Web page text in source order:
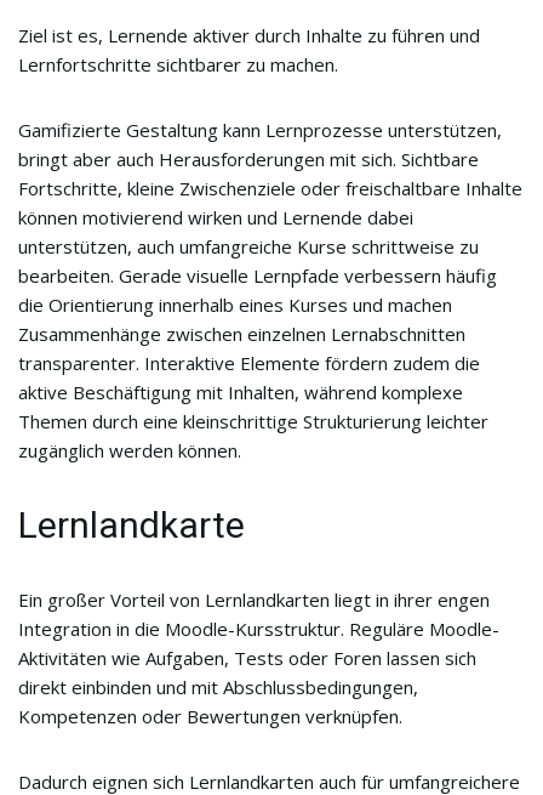
Ziel ist es, Lernende aktiver durch Inhalte zu führen und
Lernfortschritte sichtbarer zu machen.
Gamifizierte Gestaltung kann Lernprozesse unterstützen,
bringt aber auch Herausforderungen mit sich. Sichtbare
Fortschritte, kleine Zwischenziele oder freischaltbare Inhalte
können motivierend wirken und Lernende dabei
unterstützen, auch umfangreiche Kurse schrittweise zu
bearbeiten. Gerade visuelle Lernpfade verbessern häufig
die Orientierung innerhalb eines Kurses und machen
Zusammenhänge zwischen einzelnen Lernabschnitten
transparenter. Interaktive Elemente fördern zudem die
aktive Beschäftigung mit Inhalten, während komplexe
Themen durch eine kleinschrittige Strukturierung leichter
zugänglich werden können.
Lernlandkarte
Ein großer Vorteil von Lernlandkarten liegt in ihrer engen
Integration in die Moodle-Kursstruktur. Reguläre Moodle-
Aktivitäten wie Aufgaben, Tests oder Foren lassen sich
direkt einbinden und mit Abschlussbedingungen,
Kompetenzen oder Bewertungen verknüpfen.
Dadurch eignen sich Lernlandkarten auch für umfangreichere